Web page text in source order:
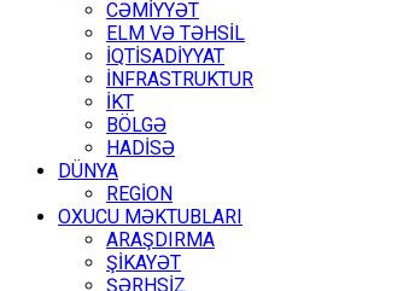
CƏMİYYƏT
ELM VƏ TƏHSİL
İQTİSADİYYAT
İNFRASTRUKTUR
İKT
BÖLGƏ
HADİSƏ
DÜNYA
REGİON
OXUCU MƏKTUBLARI
ARAŞDIRMA
ŞİKAYƏT
ŞƏRHSİZ